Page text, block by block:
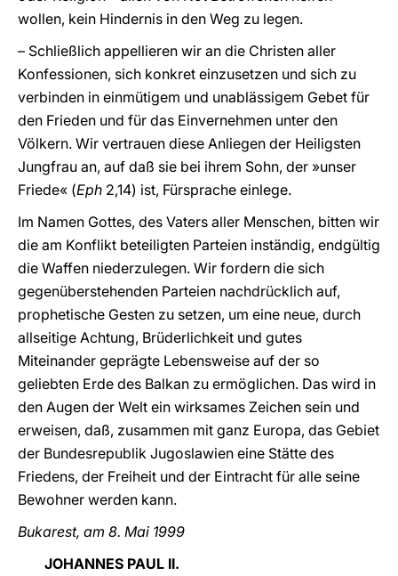
wollen, kein Hindernis in den Weg zu legen.
– Schließlich appellieren wir an die Christen aller
Konfessionen, sich konkret einzusetzen und sich zu
verbinden in einmütigem und unablässigem Gebet für
den Frieden und für das Einvernehmen unter den
Völkern. Wir vertrauen diese Anliegen der Heiligsten
Jungfrau an, auf daß sie bei ihrem Sohn, der »unser
Friede« (Eph 2,14) ist, Fürsprache einlege.
Im Namen Gottes, des Vaters aller Menschen, bitten wir
die am Konflikt beteiligten Parteien inständig, endgültig
die Waffen niederzulegen. Wir fordern die sich
gegenüberstehenden Parteien nachdrücklich auf,
prophetische Gesten zu setzen, um eine neue, durch
allseitige Achtung, Brüderlichkeit und gutes
Miteinander geprägte Lebensweise auf der so
geliebten Erde des Balkan zu ermöglichen. Das wird in
den Augen der Welt ein wirksames Zeichen sein und
erweisen, daß, zusammen mit ganz Europa, das Gebiet
der Bundesrepublik Jugoslawien eine Stätte des
Friedens, der Freiheit und der Eintracht für alle seine
Bewohner werden kann.
Bukarest, am 8. Mai 1999
JOHANNES PAUL II.